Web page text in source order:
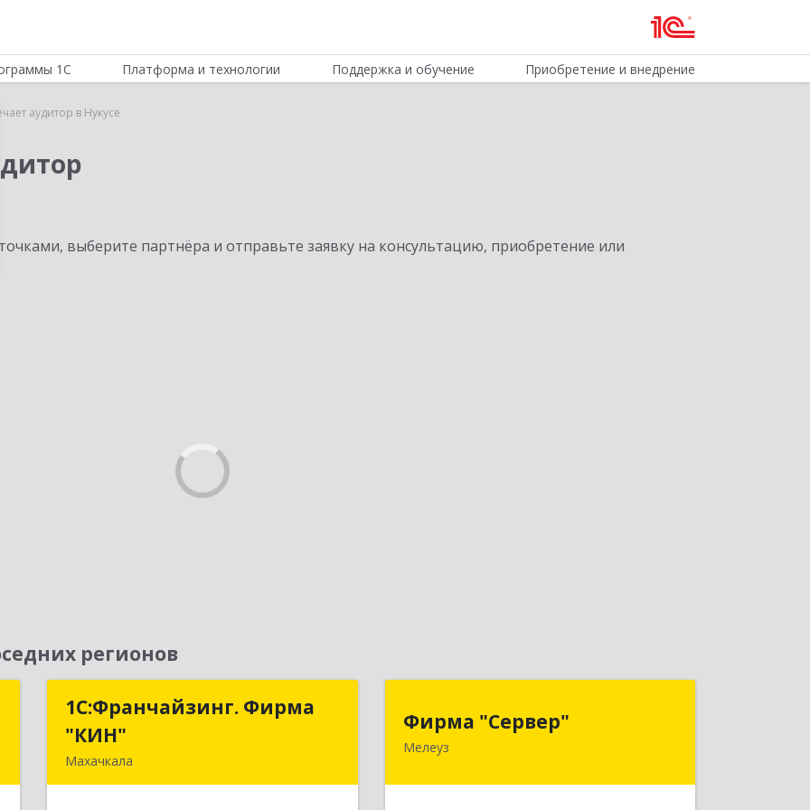
1С Платформа и технологии Поддержка и обучение Приобретение и внедрение
аудитор в Нукусе
выберите партнёра и отправьте заявку на консультацию, приобретение или
регионов
1С:Франчайзинг. Фирма
"КИН"
Махачкала
1С:Франчайзинг. Фирма
Фирма "Сервер"
Мелеуз